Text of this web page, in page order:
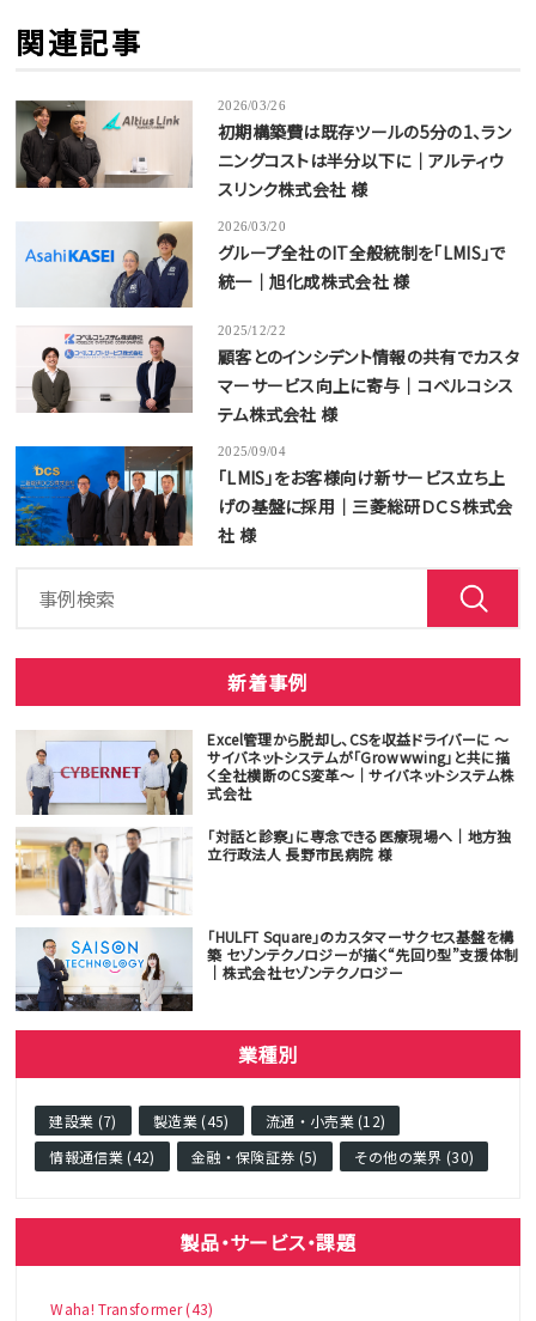
関連記事
2026/03/26
初期構築費は既存ツールの5分の1、ラン
ニングコストは半分以下に｜アルティウ
スリンク株式会社 様
2026/03/20
グループ全社のIT全般統制を「LMIS」で
統一｜旭化成株式会社 様
2025/12/22
顧客とのインシデント情報の共有でカスタ
マーサービス向上に寄与｜コベルコシス
テム株式会社 様
2025/09/04
「LMIS」をお客様向け新サービス立ち上
げの基盤に採用｜三菱総研ＤＣＳ株式会
社 様
新着事例
Excel管理から脱却し、CSを収益ドライバーに ～
サイバネットシステムが「Growwwing」と共に描
く全社横断のCS変革～｜サイバネットシステム株
式会社
「対話と診察」に専念できる医療現場へ｜地方独
立行政法人 長野市民病院 様
「HULFT Square」のカスタマーサクセス基盤を構
築 セゾンテクノロジーが描く“先回り型”支援体制
｜株式会社セゾンテクノロジー
業種別
建設業 (7) 製造業 (45)
流通・小売業 (12)
情報通信業 (42)
金融・保険証券 (5) その他の業界 (30)
製品・サービス・課題
Waha! Transformer (43)